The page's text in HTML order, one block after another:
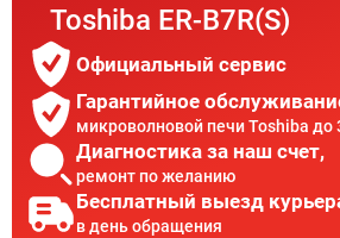
Toshiba ER-B7R(S)
Официальный сервис
Гарантийное
микроволновой печи Toshiba до
Диагностика за наш счет,
ремонт по желанию
Бесплатный выезд
в день обращения